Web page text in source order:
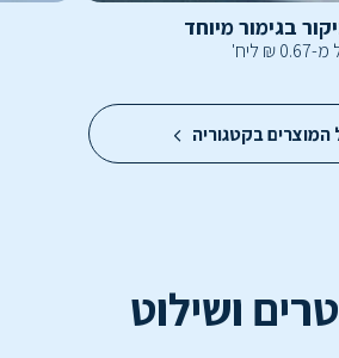
בגימור מיוחד
מ-0.67
₪ ליח'
המוצרים בקטגוריה
ושילוט